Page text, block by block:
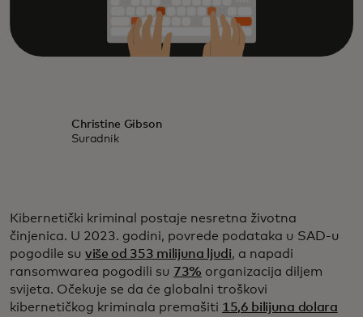
Christine Gibson
Suradnik
Kibernetički kriminal postaje nesretna životna
činjenica. U 2023. godini, povrede podataka u SAD-u
pogodile su više od 353 milijuna ljudi, a napadi
ransomwarea pogodili su 73% organizacija diljem
svijeta. Očekuje se da će globalni troškovi
kibernetičkog kriminala premašiti 15,6 bilijuna dolara